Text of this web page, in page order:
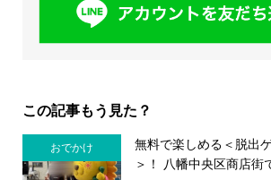
この記事もう見た？
おでかけ
無料で楽しめる＜脱出
＞！ 八幡中央区商店街